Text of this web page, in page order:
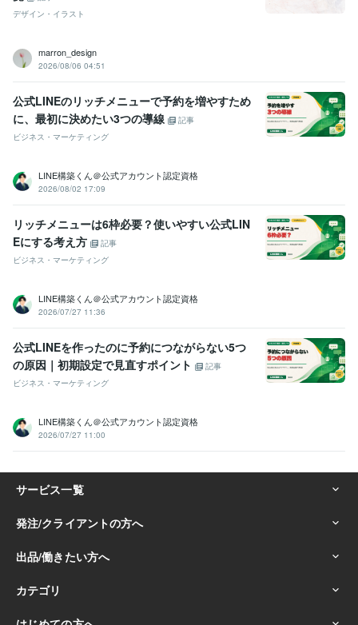
デザイン・イラスト
marron_design
2026/08/06 04:51
公式LINEのリッチメニューで予約を増やすため
に、最初に決めたい3つの導線
記事
ビジネス・マーケティング
LINE構築くん＠公式アカウント認定資格
2026/08/02 17:09
リッチメニューは6枠必要？使いやすい公式LIN
Eにする考え方
記事
ビジネス・マーケティング
LINE構築くん＠公式アカウント認定資格
2026/07/27 11:36
公式LINEを作ったのに予約につながらない5つ
の原因｜初期設定で見直すポイント
記事
ビジネス・マーケティング
LINE構築くん＠公式アカウント認定資格
2026/07/27 11:00